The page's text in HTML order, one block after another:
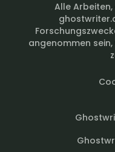
Alle
angenommen